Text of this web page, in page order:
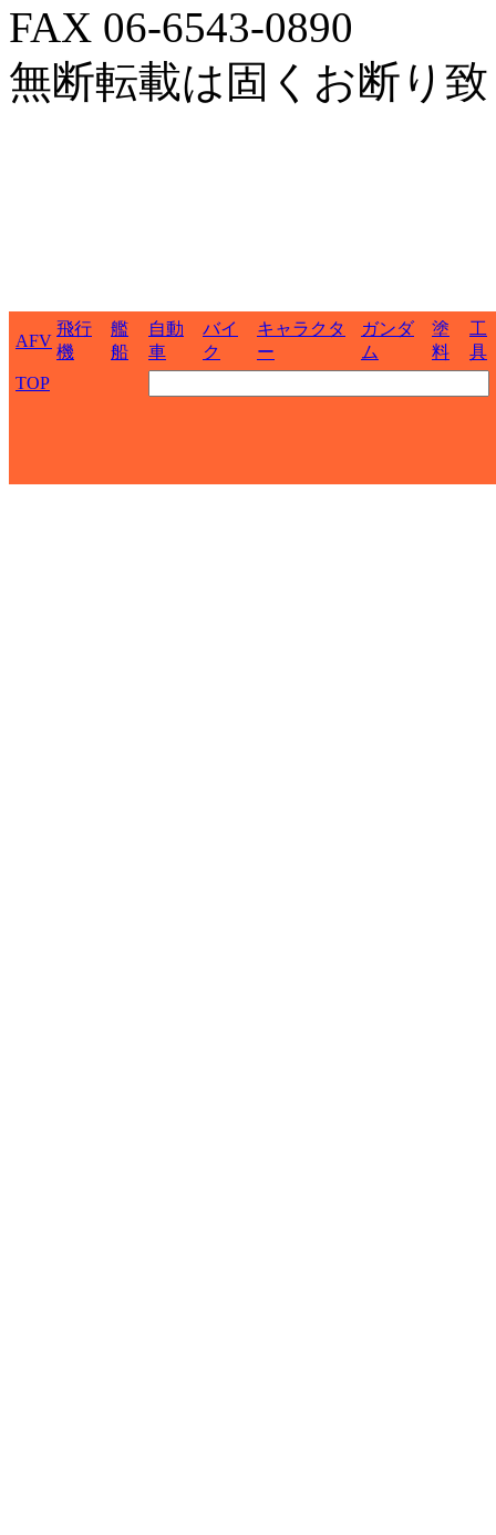
FAX 06-6543-0890
無断転載は固くお断り
AFV
飛行
機
艦
船
自動
車
バイ
ク
キャラクタ
ー
ガンダ
ム
塗
料
工
具
TOP